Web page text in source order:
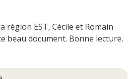
région EST, Cécile et Romain
beau document. Bonne lecture.